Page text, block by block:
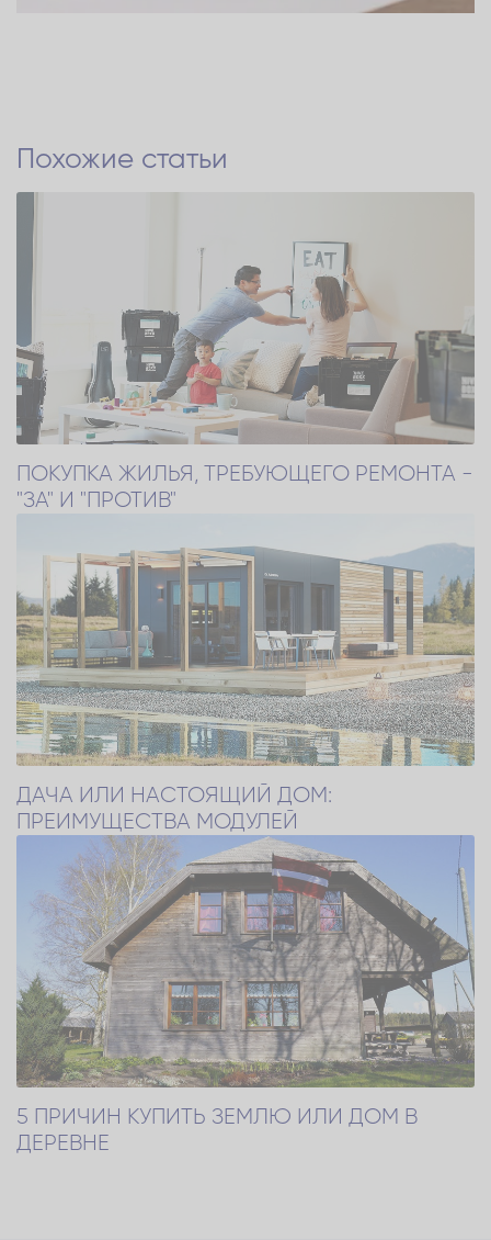
Похожие статьи
ПОКУПКА ЖИЛЬЯ, ТРЕБУЮЩЕГО РЕМОНТА -
"ЗА" И "ПРОТИВ"
ДАЧА ИЛИ НАСТОЯЩИЙ ДОМ:
ПРЕИМУЩЕСТВА МОДУЛЕЙ
5 ПРИЧИН КУПИТЬ ЗЕМЛЮ ИЛИ ДОМ В
ДЕРЕВНЕ